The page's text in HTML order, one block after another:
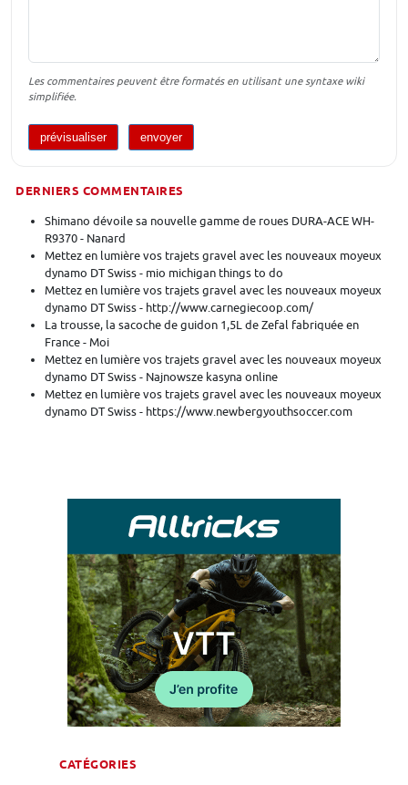
Les commentaires peuvent être formatés en utilisant une syntaxe wiki
simplifiée.
DERNIERS COMMENTAIRES
Shimano dévoile sa nouvelle gamme de roues DURA-ACE WH-
R9370 - Nanard
Mettez en lumière vos trajets gravel avec les nouveaux moyeux
dynamo DT Swiss - mio michigan things to do
Mettez en lumière vos trajets gravel avec les nouveaux moyeux
dynamo DT Swiss - http://www.carnegiecoop.com/
La trousse, la sacoche de guidon 1,5L de Zefal fabriquée en
France - Moi
Mettez en lumière vos trajets gravel avec les nouveaux moyeux
dynamo DT Swiss - Najnowsze kasyna online
Mettez en lumière vos trajets gravel avec les nouveaux moyeux
dynamo DT Swiss - https://www.newbergyouthsoccer.com
CATÉGORIES